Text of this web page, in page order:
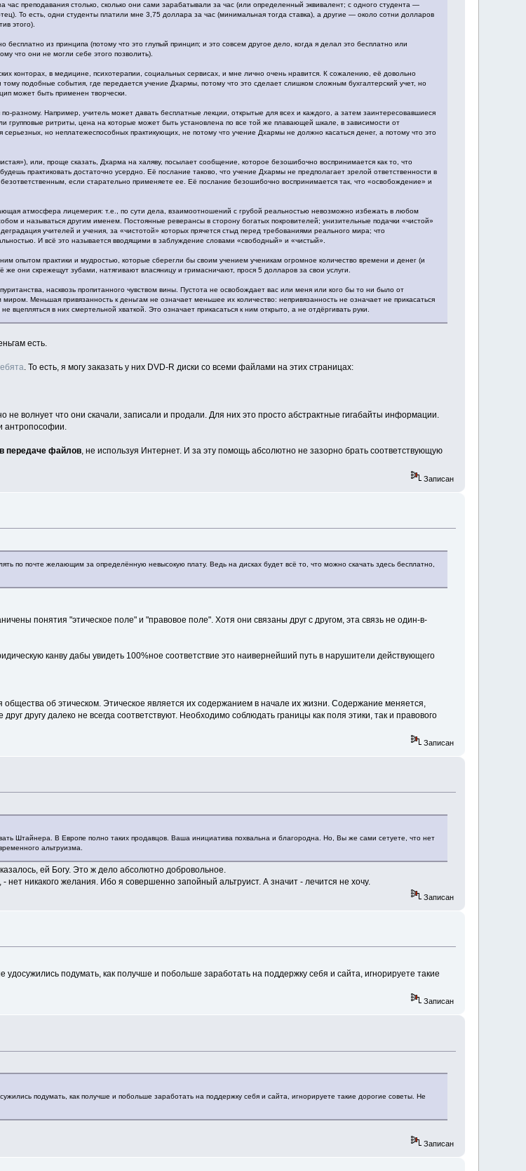
преподавания столько, сколько они сами зарабатывали за час (или определенный эквивалент; с одного студента —
То есть, одни студенты платили мне 3,75 доллара за час (минимальная тогда ставка), а другие — около сотни долларов
этого).
бесплатно из принципа (потому что это глупый принцип; и это совсем другое дело, когда я делал это бесплатно или
что они не могли себе этого позволить).
конторах, в медицине, психотерапии, социальных сервисах, и мне лично очень нравится. К сожалению, её довольно
подобные события, где передается учение Дхармы, потому что это сделает слишком сложным бухгалтерский учет, но
может быть применен творчески.
разному. Например, учитель может давать бесплатные лекции, открытые для всех и каждого, а затем заинтересовавшиеся
групповые ритриты, цена на которые может быть установлена по все той же плавающей шкале, в зависимости от
но неплатежеспособных практикующих, не потому что учение Дхармы не должно касаться денег, а потому что это
или, проще сказать, Дхарма на халяву, посылает сообщение, которое безошибочно воспринимается как то, что
практиковать достаточно усердно. Её послание таково, что учение Дхармы не предполагает зрелой ответственности в
если старательно применяете ее. Её послание безошибочно воспринимается так, что «освобождение» и
атмосфера лицемерия: т.е., по сути дела, взаимоотношений с грубой реальностью невозможно избежать в любом
и называться другим именем. Постоянные реверансы в сторону богатых покровителей; унизительные подачки «чистой»
учителей и учения, за «чистотой» которых прячется стыд перед требованиями реального мира; что
И всё это называется вводящими в заблуждение словами «свободный» и «чистый».
опытом практики и мудростью, которые сберегли бы своим учением ученикам огромное количество времени и денег (и
они скрежещут зубами, натягивают власяницу и гримасничают, прося 5 долларов за свои услуги.
насквозь пропитанного чувством вины. Пустота не освобождает вас или меня или кого бы то ни было от
Меньшая привязанность к деньгам не означает меньшее их количество: непривязанность не означает не прикасаться
вцепляться в них смертельной хваткой. Это означает прикасаться к ним открыто, а не отдёргивать руки.
есть.
. То есть, я могу заказать у них DVD-R диски со всеми файлами на этих страницах:
не волнует что они скачали, записали и продали. Для них это просто абстрактные гигабайты информации.
антропософии.
передаче файлов, не используя Интернет. И за эту помощь абсолютно не зазорно брать соответствующую
Записан
по почте желающим за определённую невысокую плату. Ведь на дисках будет всё то, что можно скачать здесь бесплатно,
понятия "этическое поле" и "правовое поле". Хотя они связаны друг с другом, эта связь не один-в-
канву дабы увидеть 100%ное соответствие это наивернейший путь в нарушители действующего
об этическом. Этическое является их содержанием в начале их жизни. Содержание меняется,
другу далеко не всегда соответствуют. Необходимо соблюдать границы как поля этики, так и правового
Записан
Штайнера. В Европе полно таких продавцов. Ваша инициатива похвальна и благородна. Но, Вы же сами сетуете, что нет
альтруизма.
ей Богу. Это ж дело абсолютно добровольное.
нет никакого желания. Ибо я совершенно запойный альтруист. А значит - лечится не хочу.
Записан
подумать, как получше и побольше заработать на поддержку себя и сайта, игнорируете такие
Записан
подумать, как получше и побольше заработать на поддержку себя и сайта, игнорируете такие дорогие советы. Не
Записан